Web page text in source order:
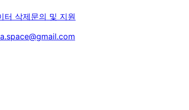
터 삭제문의 및 지원